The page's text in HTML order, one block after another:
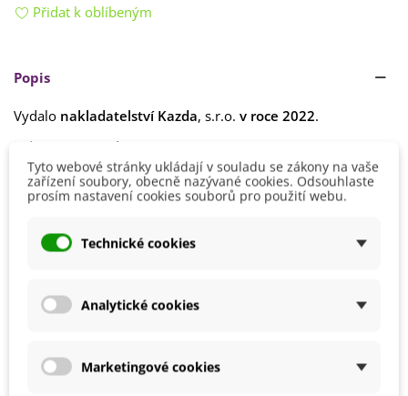
Přidat k oblíbeným
Popis
Vydalo nakladatelství Kazda, s.r.o. v roce 2022.
Jedná se o
1. vydání
Číst více
Detaily produktu
9788076700772
Tyto webové stránky ukládají v souladu se zákony na vaše
zařízení soubory, obecně nazývané cookies. Odsouhlaste
prosím nastavení cookies souborů pro použití webu.
Technické cookies
Analytické cookies
Marketingové cookies